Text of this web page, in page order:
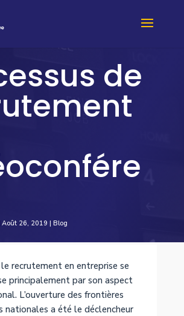
de
Août 26, 2019 | Blog
recrutement en entreprise se
principalement par son aspect
L’ouverture des frontières
nationales a été le déclencheur